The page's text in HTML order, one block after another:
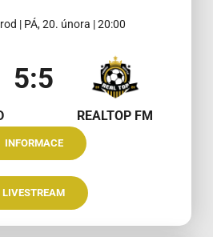
| PÁ, 20. února | 20:00
5:5
REALTOP FM
INFORMACE
LIVESTREAM